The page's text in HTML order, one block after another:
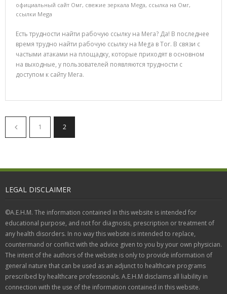
официальный сайт Омг, свежие зеркала Mega, ссылка на Омг,
ссылки Mega
Есть трудности найти рабочую ссылку на Мега? Да! В последнее
время трудно найти рабочую ссылку на Mega в Tor. В связи с
частыми атаками на площадку, которые приходят в основном
на выходные, у пользователей появляются трудности с
доступом к сайту Мега.
1 2
LEGAL DISCLAIMER
©A.E.H.M. The information contained in this website is intended for
educational purpose, and not for diagnosis, prescription or treatment of
any health disorders. In no way this website is intended to replace,
countermand or conflict with the advice given to you by your own physician.
The intent of the authors of the website is only to provide information of
general nature that can be used as an adjunct to healthcare programs
prescribed by healthcare professionals. A.E.H.M disclaims all liability in
connection with the use of the information contained in this website.